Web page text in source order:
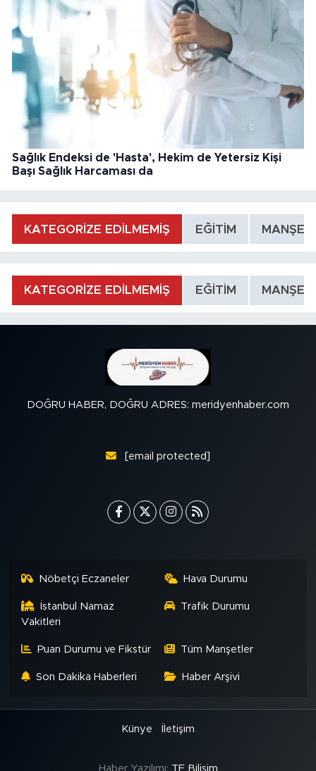
Sağlık Endeksi de 'Hasta', Hekim de Yetersiz Kişi
Başı Sağlık Harcaması da
KATEGORİZE EDİLMEMİŞ EĞİTİM MANŞET
KATEGORİZE EDİLMEMİŞ EĞİTİM MANŞET
DOĞRU HABER, DOĞRU ADRES: meridyenhaber.com
[email protected]
Nöbetçi Eczaneler Hava Durumu
İstanbul Namaz
Vakitleri
Trafik Durumu
Puan Durumu ve Fikstür Tüm Manşetler
Son Dakika Haberleri Haber Arşivi
Künye İletişim
Haber Yazılımı: TE Bilişim